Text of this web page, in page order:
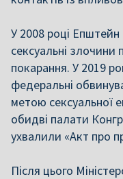
У 2008 році
сексуальні злочини
покарання. У 2019
федеральні
метою сексуальної
обидві палати
ухвалили «Акт про
Після цього